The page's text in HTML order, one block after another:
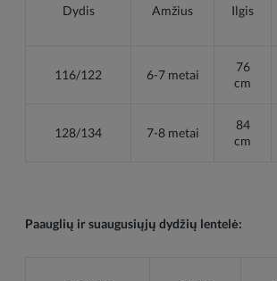
Dydis Amžius Ilgis
116/122 6-7 metai
76
cm
128/134 7-8 metai
84
cm
Paauglių ir suaugusiųjų dydžių lentelė: